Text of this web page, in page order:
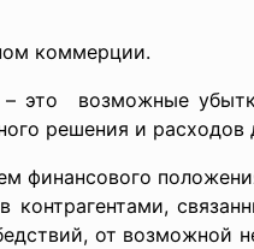
коммерции.
– это возможные
решения и рacходов
финaнcового
контрaгентaми,
от возможной